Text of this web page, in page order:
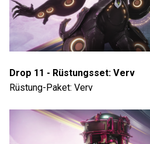
Drop 11 - Rüstungsset: Verv
Rüstung-Paket: Verv